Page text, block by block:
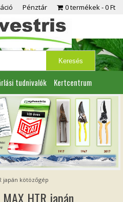
Pénztár 0 termékek 0 Ft
tudnivalók Kertcentrum
Kapcsolat
japán kötözőgép
MAX HTR japán